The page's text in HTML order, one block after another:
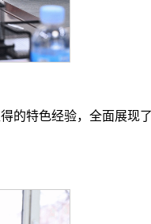
的特色经验，全面展现